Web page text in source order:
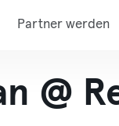
Partner werden
@